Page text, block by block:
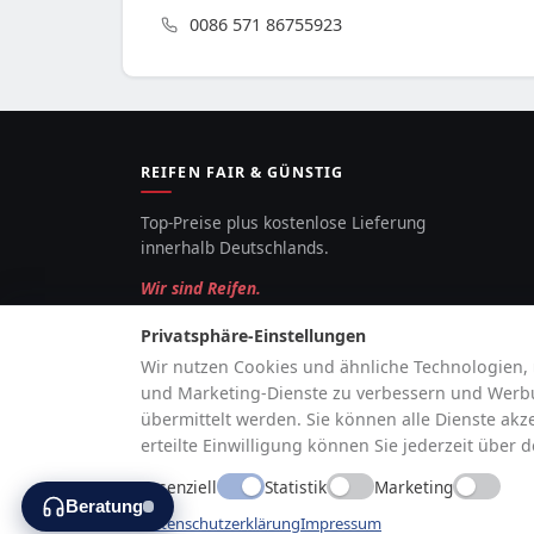
0086 571 86755923
REIFEN FAIR & GÜNSTIG
Top-Preise plus kostenlose Lieferung
innerhalb Deutschlands.
Wir sind Reifen.
Vertrag widerrufen
Privatsphäre-Einstellungen
Wir nutzen Cookies und ähnliche
und Marketing-Dienste zu verbessern und
übermittelt werden. Sie können alle Dienste
erteilte Einwilligung können Sie jederzeit über
Essenziell
Statistik Marketing
DatenschutzerklärungImpressum
Beratung